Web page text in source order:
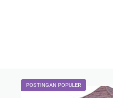
POSTINGAN POPULER